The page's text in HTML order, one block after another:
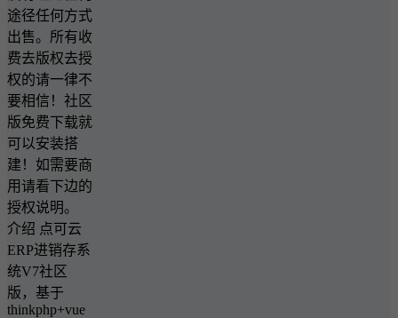
途径任何方式
出售。所有收
费去版权去授
权的请一律不
要相信！社区
版免费下载就
可以安装搭
建！如需要商
用请看下边的
授权说明。
介绍 点可云
ERP进销存系
统V7社区
版，基于
thinkphp+vue